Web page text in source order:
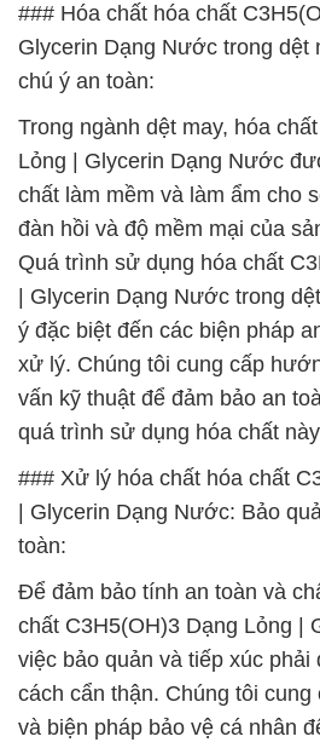
### Hóa chất hóa chất
Glycerin Dạng Nước trong dệt
chú ý an toàn:
Trong ngành dệt may, hóa
Lỏng | Glycerin Dạng Nước
chất làm mềm và làm ẩm cho
đàn hồi và độ mềm mại của
Quá trình sử dụng hóa chất
| Glycerin Dạng Nước trong
ý đặc biệt đến các biện pháp
xử lý. Chúng tôi cung cấp
vấn kỹ thuật để đảm bảo an
quá trình sử dụng hóa chất
### Xử lý hóa chất hóa chất
| Glycerin Dạng Nước: Bảo
toàn:
Để đảm bảo tính an toàn và
chất C3H5(OH)3 Dạng Lỏng |
việc bảo quản và tiếp xúc
cách cẩn thận. Chúng tôi
và biện pháp bảo vệ cá nhân